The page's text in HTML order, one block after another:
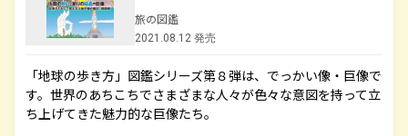
旅の図鑑
2021.08.12 発売
「地球の歩き方」図鑑シリーズ第８弾は、でっかい像・巨像で
す。世界のあちこちでさまざまな人々が色々な意図を持って立
ち上げてきた魅力的な巨像たち。